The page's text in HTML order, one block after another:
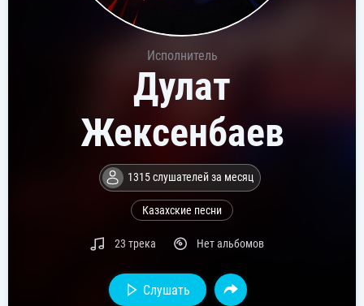
Исполнитель
Дулат
Жексенбаев
1315 слушателей за месяц
Казахские песни
23 трека Нет альбомов
Слушать